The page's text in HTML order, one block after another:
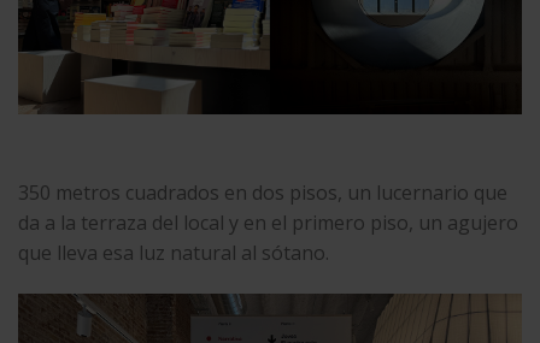
350 metros cuadrados en dos pisos, un lucernario que
da a la terraza del local y en el primero piso, un agujero
que lleva esa luz natural al sótano.